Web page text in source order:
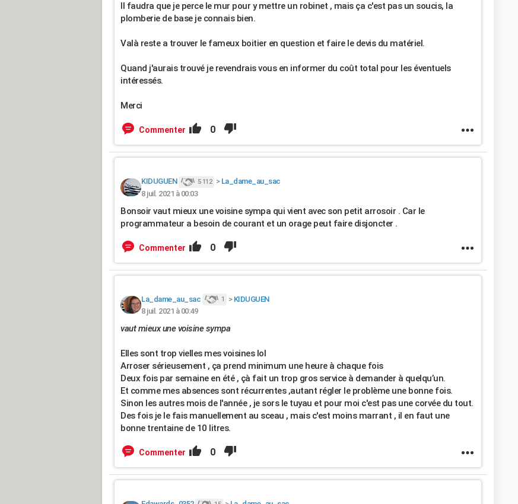
Il faudra que je perce le mur pour y mettre un robinet , mais ça c'est pas un soucis, la
plomberie de base je connais bien.
Valà reste a trouver le fameux boitier en question et faire le devis du matériel.
Quand j'aurais trouvé je revendrais vous en informer du coût total pour les éventuels
intéressés.
Merci
Commenter 0
KIDUGUEN 5 112 > La_dame_au_sac
8 juil. 2021 à 00:03
Bonsoir vaut mieux une voisine sympa qui vient avec son petit arrosoir . Car le
programmateur a besoin de courant et un orage peut faire disjoncter .
Commenter 0
La_dame_au_sac 1 > KIDUGUEN
8 juil. 2021 à 00:49
vaut mieux une voisine sympa
Elles sont trop vielles mes voisines lol
Arroser sérieusement , ça prend minimum une heure à chaque fois
Deux fois par semaine en été , çà fait un trop gros service à demander à quelqu’un.
Et comme mes absences sont récurrentes ,autant régler le problème une bonne fois.
Sinon les autres mois de l'année , je sors le tuyau et pour moi c'est pas une corvée du tout.
Des fois je le fais manuellement au sceau , mais c'est moins marrant , il en faut une
bonne trentaine de 10 litres.
Commenter 0